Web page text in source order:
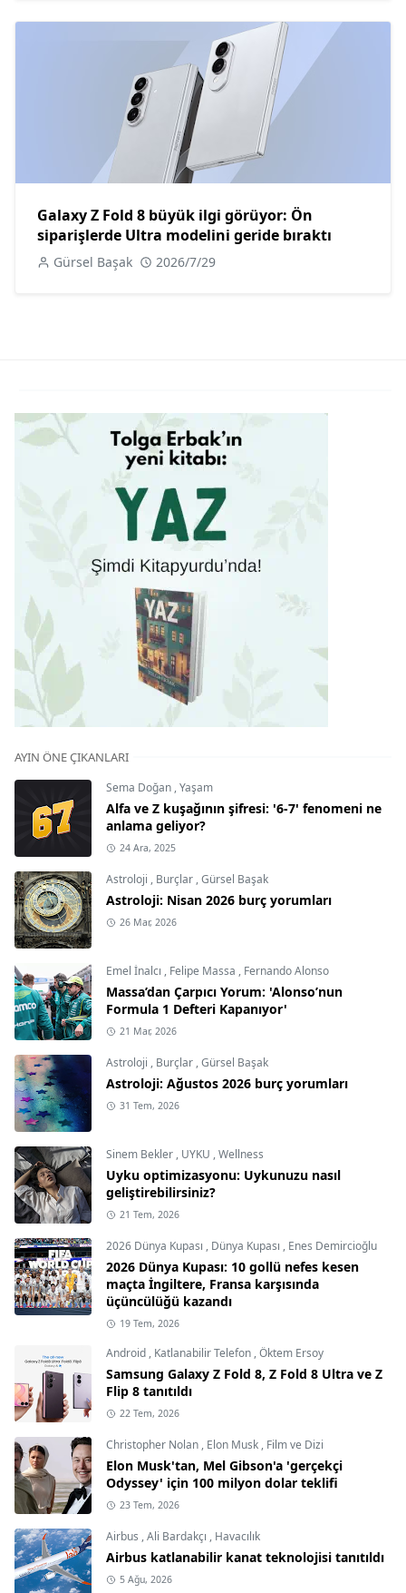
Galaxy Z Fold 8 büyük ilgi görüyor: Ön
siparişlerde Ultra modelini geride bıraktı
Gürsel Başak 2026/7/29
AYIN ÖNE ÇIKANLARI
Sema Doğan ,Yaşam
Alfa ve Z kuşağının şifresi: '6-7' fenomeni ne
anlama geliyor?
24 Ara, 2025
Astroloji , Burçlar ,Gürsel Başak
Astroloji: Nisan 2026 burç yorumları
26 Mar, 2026
Emel İnalcı , Felipe Massa , Fernando Alonso
Massa’dan Çarpıcı Yorum: 'Alonso’nun
Formula 1 Defteri Kapanıyor'
21 Mar, 2026
Astroloji , Burçlar ,Gürsel Başak
Astroloji: Ağustos 2026 burç yorumları
31 Tem, 2026
Sinem Bekler , UYKU ,Wellness
Uyku optimizasyonu: Uykunuzu nasıl
geliştirebilirsiniz?
21 Tem, 2026
2026 Dünya Kupası , Dünya Kupası , Enes Demircioğlu
2026 Dünya Kupası: 10 gollü nefes kesen
maçta İngiltere, Fransa karşısında
üçüncülüğü kazandı
19 Tem, 2026
Android , Katlanabilir Telefon ,Öktem Ersoy
Samsung Galaxy Z Fold 8, Z Fold 8 Ultra ve Z
Flip 8 tanıtıldı
22 Tem, 2026
Christopher Nolan , Elon Musk , Film ve Dizi
Elon Musk'tan, Mel Gibson'a 'gerçekçi
Odyssey' için 100 milyon dolar teklifi
23 Tem, 2026
Airbus ,Ali Bardakçı , Havacılık
Airbus katlanabilir kanat teknolojisi tanıtıldı
5 Ağu, 2026